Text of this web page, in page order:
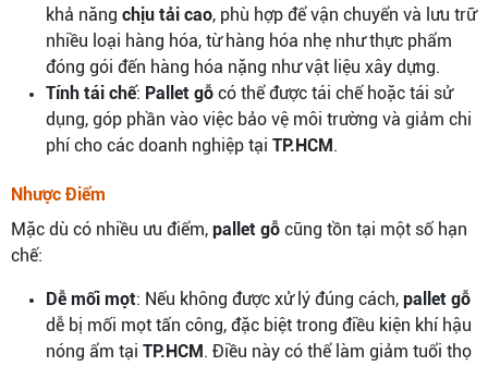
khả năng chịu tải cao, phù hợp để vận chuyển và lưu trữ
nhiều loại hàng hóa, từ hàng hóa nhẹ như thực phẩm
đóng gói đến hàng hóa nặng như vật liệu xây dựng.
Tính tái chế: Pallet gỗ có thể được tái chế hoặc tái sử
dụng, góp phần vào việc bảo vệ môi trường và giảm chi
phí cho các doanh nghiệp tại TP.HCM.
Nhược Điểm
Mặc dù có nhiều ưu điểm, pallet gỗ cũng tồn tại một số hạn
chế:
Dễ mối mọt: Nếu không được xử lý đúng cách, pallet gỗ
dễ bị mối mọt tấn công, đặc biệt trong điều kiện khí hậu
nóng ẩm tại TP.HCM. Điều này có thể làm giảm tuổi thọ